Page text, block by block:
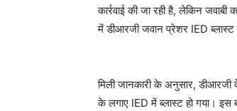
कार्रवाई की जा रही है, लेकिन
में डीआरजी जवान प्रेशर IED
मिली जानकारी के अनुसार,
के लगाए IED में ब्लास्ट हो गया। इस